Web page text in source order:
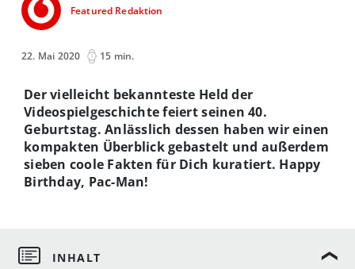
Featured Redaktion
22. Mai 2020 15 min.
Der vielleicht bekannteste Held der
Videospielgeschichte feiert seinen 40.
Geburtstag. Anlässlich dessen haben wir einen
kompakten Überblick gebastelt und außerdem
sieben coole Fakten für Dich kuratiert. Happy
Birthday, Pac-Man!